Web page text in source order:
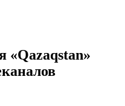
«Qazaqstan»